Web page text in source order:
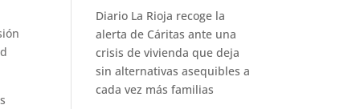
Diario La Rioja recoge la
alerta de Cáritas ante una
crisis de vivienda que deja
sin alternativas asequibles a
cada vez más familias